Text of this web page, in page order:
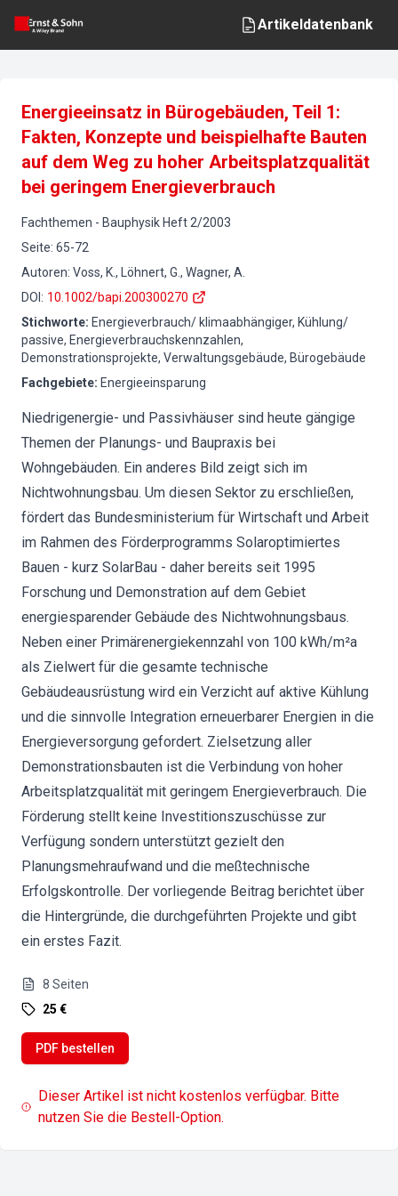
Artikeldatenbank
Energieeinsatz in Bürogebäuden, Teil 1:
Fakten, Konzepte und beispielhafte Bauten
auf dem Weg zu hoher Arbeitsplatzqualität
bei geringem Energieverbrauch
Fachthemen - Bauphysik Heft 2/2003
Seite: 65-72
Autoren: Voss, K., Löhnert, G., Wagner, A.
DOI : 10.1002/bapi.200300270
Stichworte: Energieverbrauch/ klimaabhängiger, Kühlung/
passive, Energieverbrauchskennzahlen,
Demonstrationsprojekte, Verwaltungsgebäude, Bürogebäude
Fachgebiete: Energieeinsparung
Niedrigenergie- und Passivhäuser sind heute gängige
Themen der Planungs- und Baupraxis bei
Wohngebäuden. Ein anderes Bild zeigt sich im
Nichtwohnungsbau. Um diesen Sektor zu erschließen,
fördert das Bundesministerium für Wirtschaft und Arbeit
im Rahmen des Förderprogramms Solaroptimiertes
Bauen - kurz SolarBau - daher bereits seit 1995
Forschung und Demonstration auf dem Gebiet
energiesparender Gebäude des Nichtwohnungsbaus.
Neben einer Primärenergiekennzahl von 100 kWh/m²a
als Zielwert für die gesamte technische
Gebäudeausrüstung wird ein Verzicht auf aktive Kühlung
und die sinnvolle Integration erneuerbarer Energien in die
Energieversorgung gefordert. Zielsetzung aller
Demonstrationsbauten ist die Verbindung von hoher
Arbeitsplatzqualität mit geringem Energieverbrauch. Die
Förderung stellt keine Investitionszuschüsse zur
Verfügung sondern unterstützt gezielt den
Planungsmehraufwand und die meßtechnische
Erfolgskontrolle. Der vorliegende Beitrag berichtet über
die Hintergründe, die durchgeführten Projekte und gibt
ein erstes Fazit.
8 Seiten
25 €
PDF bestellen
Dieser Artikel ist nicht kostenlos verfügbar. Bitte
nutzen Sie die Bestell-Option.